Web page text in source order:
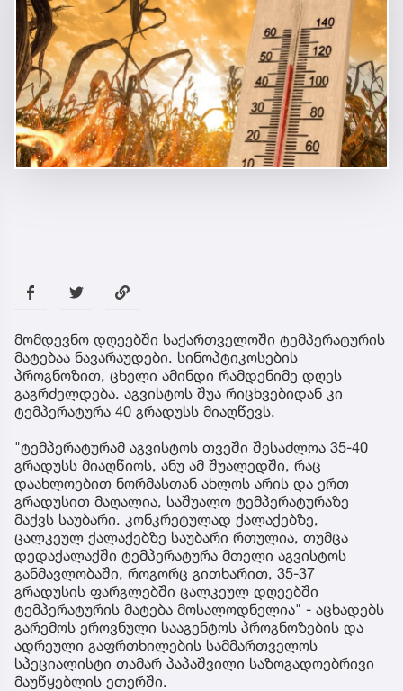
მომდევნო დღეებში საქართველოში ტემპერატურის
მატებაა ნავარაუდები. სინოპტიკოსების
პროგნოზით, ცხელი ამინდი რამდენიმე დღეს
გაგრძელდება. აგვისტოს შუა რიცხვებიდან კი
ტემპერატურა 40 გრადუსს მიაღწევს.
"ტემპერატურამ აგვისტოს თვეში შესაძლოა 35-40
გრადუსს მიაღწიოს, ანუ ამ შუალედში, რაც
დაახლოებით ნორმასთან ახლოს არის და ერთ
გრადუსით მაღალია, საშუალო ტემპერატურაზე
მაქვს საუბარი. კონკრეტულად ქალაქებზე,
ცალკეულ ქალაქებზე საუბარი რთულია, თუმცა
დედაქალაქში ტემპერატურა მთელი აგვისტოს
განმავლობაში, როგორც გითხარით, 35-37
გრადუსის ფარგლებში ცალკეულ დღეებში
ტემპერატურის მატება მოსალოდნელია" - აცხადებს
გარემოს ეროვნული სააგენტოს პროგნოზების და
ადრეული გაფრთხილების სამმართველოს
სპეციალისტი თამარ პაპაშვილი საზოგადოებრივი
მაუწყებლის ეთერში.